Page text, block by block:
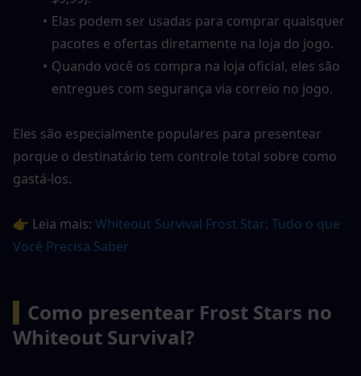
Elas podem ser usadas para comprar quaisquer
pacotes e ofertas diretamente na loja do jogo.
Quando você os compra na loja oficial, eles são
entregues com segurança via correio no jogo.
Eles são especialmente populares para presentear
porque o destinatário tem controle total sobre como
gastá-los.
👉 Leia mais: Whiteout Survival Frost Star: Tudo o que
Você Precisa Saber
Como presentear Frost Stars no
Whiteout Survival?